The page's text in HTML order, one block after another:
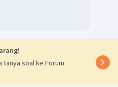
tanya soal ke Forum